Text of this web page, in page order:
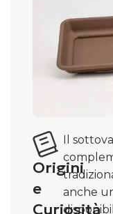
Origini
e
Curiosità
Il
anche